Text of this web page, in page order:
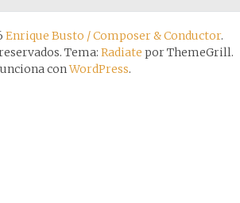
Enrique Busto / Composer & Conductor.
Tema: Radiate por ThemeGrill.
conWordPress.